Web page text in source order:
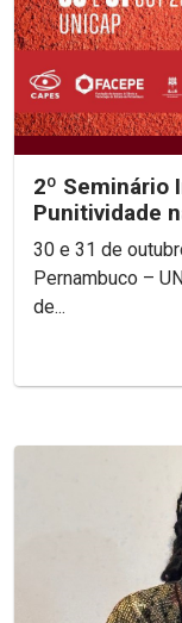
2º Seminário
Punitividade
30 e 31 de outubro Universidade
Pernambuco – UNICAP O objetivo é
de...